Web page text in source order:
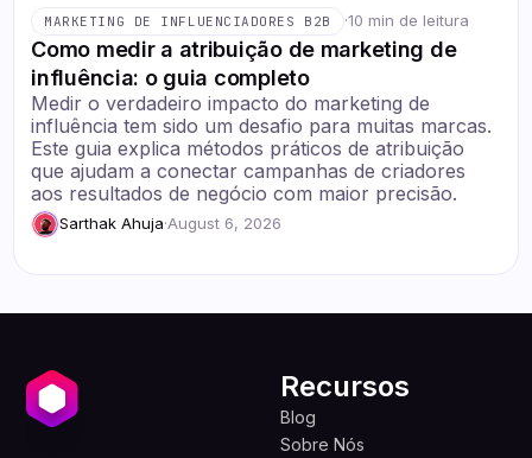
MARKETING DE INFLUENCIADORES B2B ·10 min de leitura
Como medir a atribuição de marketing de
influência: o guia completo
Medir o verdadeiro impacto do marketing de
influência tem sido um desafio para muitas marcas.
Este guia explica métodos práticos de atribuição
que ajudam a conectar campanhas de criadores
aos resultados de negócio com maior precisão.
Sarthak Ahuja·August 6, 2026
Recursos
Blog
Sobre Nós